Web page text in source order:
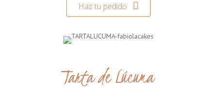
Haz tu pedido
Tarta de Lúcuma